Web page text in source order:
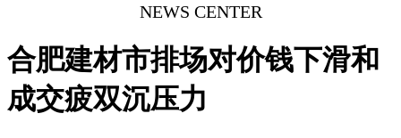
NEWS CENTER
合肥建材市排场对价钱下滑和
成交疲双沉压力